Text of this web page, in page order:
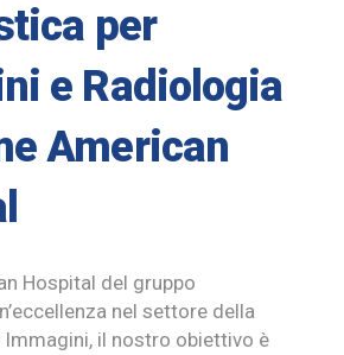
per
e Radiologia
American
Hospital del gruppo
nel settore della
Immagini, il nostro obiettivo è